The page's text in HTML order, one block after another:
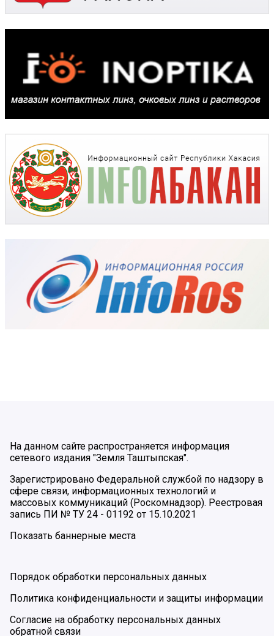
На данном сайте распространяется информация
сетевого издания "Земля Таштыпская".
Зарегистрировано Федеральной службой по надзору в
сфере связи, информационных технологий и
массовых коммуникаций (Роскомнадзор). Реестровая
запись ПИ № ТУ 24 - 01192 от 15.10.2021
Показать баннерные места
Порядок обработки персональных данных
Политика конфиденциальности и защиты информации
Согласие на обработку персональных данных
обратной связи